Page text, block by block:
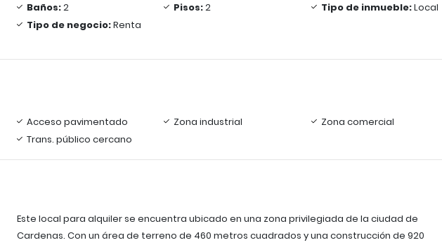
Baños:2 Pisos:2 Tipo de inmueble:Local
Tipo de negocio:Renta
Acceso pavimentado Zona industrial
Zona comercial
Trans. público cercano
Este local para alquiler se encuentra ubicado en una zona privilegiada de la ciudad de
Cardenas. Con un área de terreno de 460 metros cuadrados y una construcción de 920